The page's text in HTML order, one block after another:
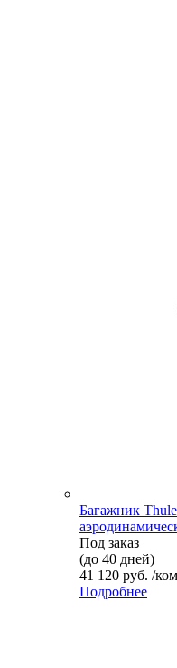
Багажник
Под заказ
(до 40 дней)
41 120 руб. /
Подробнее